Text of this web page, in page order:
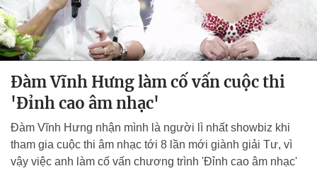
Đàm Vĩnh Hưng làm cố vấn cuộc thi
'Đỉnh cao âm nhạc'
Đàm Vĩnh Hưng nhận mình là người lì nhất showbiz khi
tham gia cuộc thi âm nhạc tới 8 lần mới giành giải Tư, vì
vậy việc anh làm cố vấn chương trình 'Đỉnh cao âm nhạc'